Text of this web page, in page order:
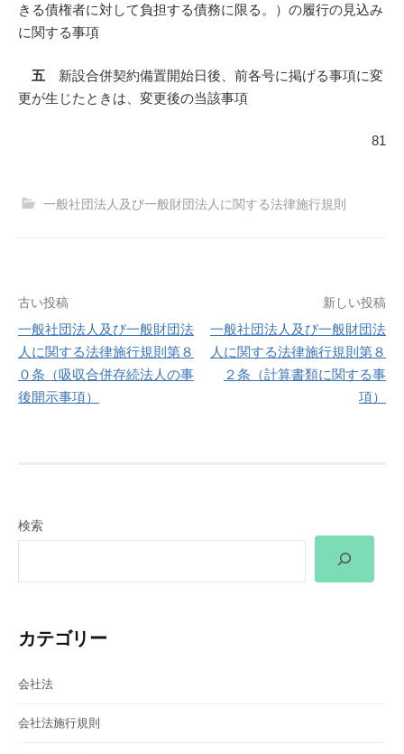
きる債権者に対して負担する債務に限る。）の履行の見込み
に関する事項
五 新設合併契約備置開始日後、前各号に掲げる事項に変
更が生じたときは、変更後の当該事項
81
一般社団法人及び一般財団法人に関する法律施行規則
投
稿
ナ
シ
ョ
古い投稿
一般社団法人及び一般財団法
人に関する法律施行規則第８
０条（吸収合併存続法人の事
後開示事項）
新しい投稿
一般社団法人及び一般財団法
人に関する法律施行規則第８
２条（計算書類に関する事
項）
検索
カテゴリー
会社法
会社法施行規則